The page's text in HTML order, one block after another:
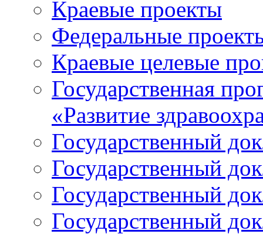
Краевые проекты
Федеральные
Краевые целевые
Государственная
«Развитие
Государственный
Государственный
Государственный
Государственный